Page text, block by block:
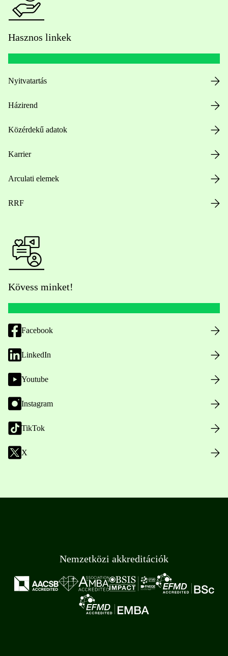
Hasznos linkek
Nyitvatartás
Házirend
Közérdekű adatok
Karrier
Arculati elemek
RRF
Kövess minket!
Facebook
LinkedIn
Youtube
Instagram
TikTok
X
Nemzetközi akkreditációk